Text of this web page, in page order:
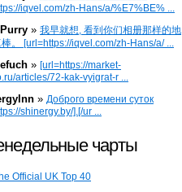
iqvel.com/zh-Hans/a/%E7%BE% ...
» 我早就想, 看到你们相册那样的地
。 [url=https://iqvel.com/zh-Hans/a/ ...
» [url=https://market-
articles/72-kak-vyigrat-r ...
» Доброго времени суток
shinergy.by/].[/ur ...
чарты
Official UK Top 40